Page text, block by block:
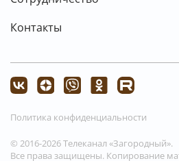
Контакты
© 2016-2026 Телеканал «Загородный».
Все права защищены. Копирование
Политика конфиденциальности